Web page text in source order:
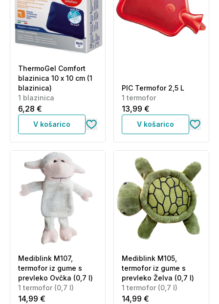
ThermoGel Comfort
blazinica 10 x 10 cm (1
blazinica)
1 blazinica
6,28 €
V košarico
PIC Termofor 2,5 L
1 termofor
13,99 €
V košarico
Mediblink M107,
termofor iz gume s
prevleko Ovčka (0,7 l)
1 termofor (0,7 l)
14,99 €
Mediblink M105,
termofor iz gume s
prevleko Želva (0,7 l)
1 termofor (0,7 l)
14,99 €